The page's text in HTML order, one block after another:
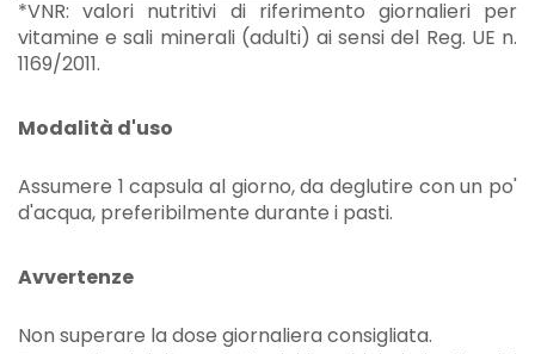
*VNR: valori nutritivi di riferimento giornalieri per
vitamine e sali minerali (adulti) ai sensi del Reg. UE n.
1169/2011.
Modalità d'uso
Assumere 1 capsula al giorno, da deglutire con un po'
d'acqua, preferibilmente durante i pasti.
Avvertenze
Non superare la dose giornaliera consigliata.